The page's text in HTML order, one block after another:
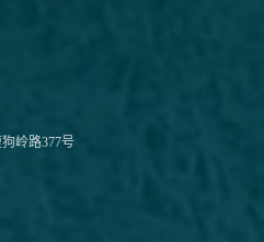
岭路377号